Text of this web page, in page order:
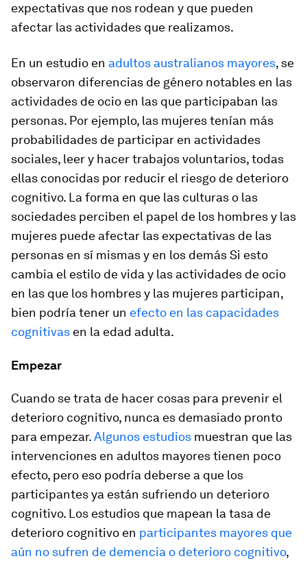
expectativas que nos rodean y que pueden
afectar las actividades que realizamos.
En un estudio en adultos australianos mayores, se
observaron diferencias de género notables en las
actividades de ocio en las que participaban las
personas. Por ejemplo, las mujeres tenían más
probabilidades de participar en actividades
sociales, leer y hacer trabajos voluntarios, todas
ellas conocidas por reducir el riesgo de deterioro
cognitivo. La forma en que las culturas o las
sociedades perciben el papel de los hombres y las
mujeres puede afectar las expectativas de las
personas en sí mismas y en los demás Si esto
cambia el estilo de vida y las actividades de ocio
en las que los hombres y las mujeres participan,
bien podría tener un efecto en las capacidades
cognitivas en la edad adulta.
Empezar
Cuando se trata de hacer cosas para prevenir el
deterioro cognitivo, nunca es demasiado pronto
para empezar.Algunos estudios muestran que las
intervenciones en adultos mayores tienen poco
efecto, pero eso podría deberse a que los
participantes ya están sufriendo un deterioro
cognitivo. Los estudios que mapean la tasa de
deterioro cognitivo en participantes mayores que
aún no sufren de demencia o deterioro cognitivo,